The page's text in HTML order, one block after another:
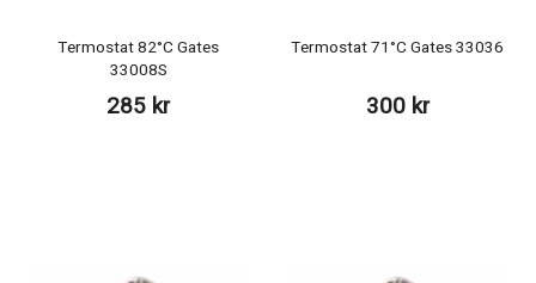
Termostat 82°C Gates
33008S
285 kr
Termostat 71°C Gates 33036
300 kr